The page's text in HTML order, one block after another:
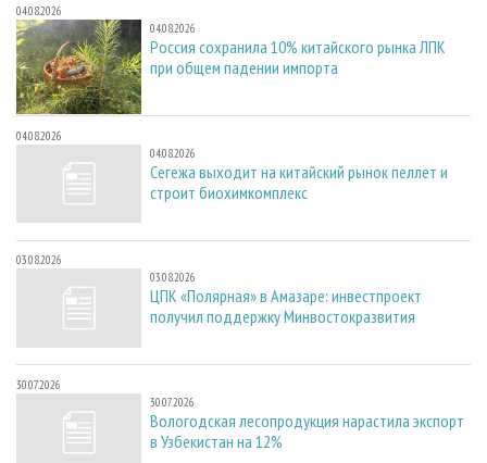
04.08.2026
04.08.2026
Россия сохранила 10% китайского рынка ЛПК
при общем падении импорта
04.08.2026
04.08.2026
Сегежа выходит на китайский рынок пеллет и
строит биохимкомплекс
03.08.2026
03.08.2026
ЦПК «Полярная» в Амазаре: инвестпроект
получил поддержку Минвостокразвития
30.07.2026
30.07.2026
Вологодская лесопродукция нарастила экспорт
в Узбекистан на 12%